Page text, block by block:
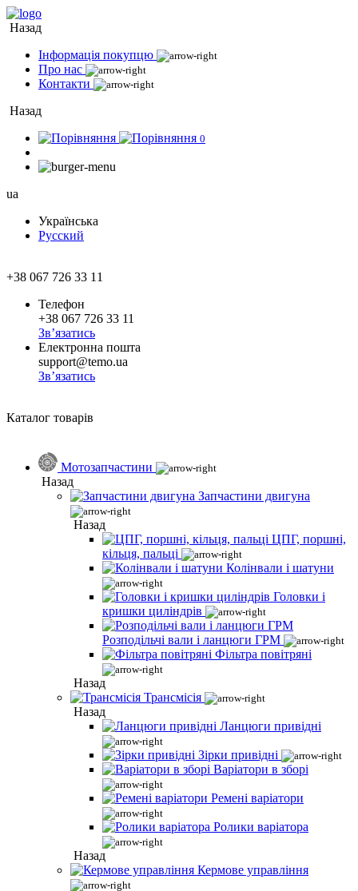
Назад
Інформація покупцю
Про нас
Контакти
Назад
0
ua
Українська
Русский
+38 067 726 33 11
Телефон
+38 067 726 33 11
Зв’язатись
Електронна пошта
support@temo.ua
Зв’язатись
Каталог товарів
Мотозапчастини
Назад
Запчастини двигуна
Назад
ЦПГ, поршні,
кільця, пальці
Колінвали і шатуни
Головки і
кришки циліндрів
Розподільчі вали і ланцюги ГРМ
Фільтра повітряні
Назад
Трансмісія
Назад
Ланцюги привідні
Зірки привідні
Варіатори в зборі
Ремені варіатори
Ролики варіатора
Назад
Кермове управління